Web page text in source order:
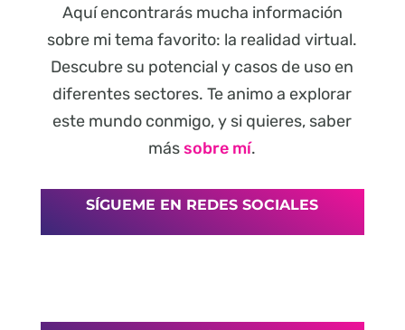
Aquí encontrarás mucha información
sobre mi tema favorito: la realidad virtual.
Descubre su potencial y casos de uso en
diferentes sectores. Te animo a explorar
este mundo conmigo, y si quieres, saber
mássobre mí.
SÍGUEME EN REDES SOCIALES